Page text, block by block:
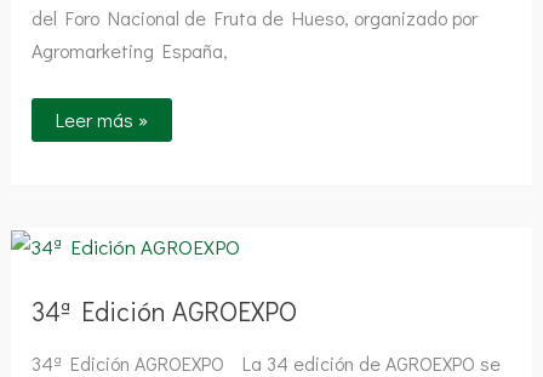
del Foro Nacional de Fruta de Hueso, organizado por
Agromarketing España,
Leer más »
34ª Edición AGROEXPO
34ª Edición AGROEXPO La 34 edición de AGROEXPO se
34ª
Edición